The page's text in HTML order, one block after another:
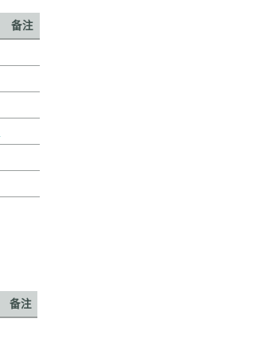
备注
备注